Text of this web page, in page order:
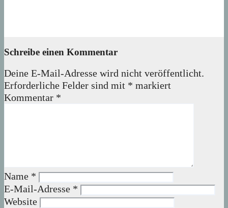
Schreibe einen Kommentar
Deine E-Mail-Adresse wird nicht veröffentlicht.
Erforderliche Felder sind mit * markiert
Kommentar *
Name *
E-Mail-Adresse *
Website